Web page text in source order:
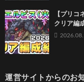
【プリコ
クリア編
運営サイトからのお